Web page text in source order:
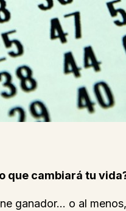
que cambiará tu
ganador… o al